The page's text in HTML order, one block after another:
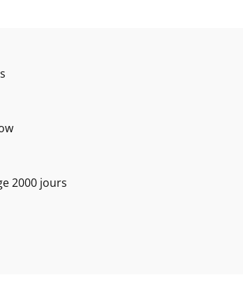
2000 jours